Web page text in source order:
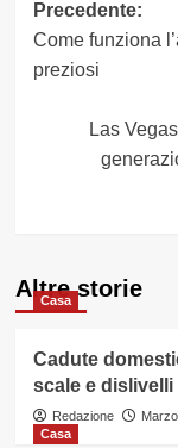
articolo
Precedente:
Come funziona
preziosi
Las
Altre storie
Casa
Cadute
scale e
Redazione
Casa